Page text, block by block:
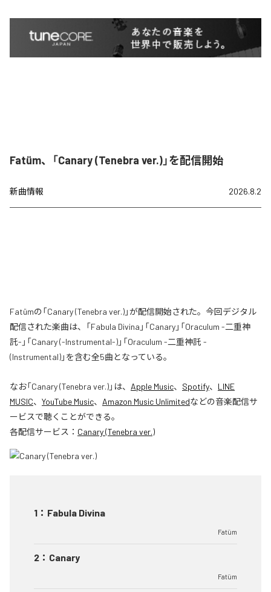
Fatüm、「Canary (Tenebra ver.)」を配信開始
新曲情報 2026.8.2
Fatümの「Canary (Tenebra ver.)」が配信開始された。今回デジタル
配信された楽曲は、「Fabula Divina」「Canary」「Oraculum -二重神
託-」「Canary (-Instrumental-)」「Oraculum -二重神託 -
(Instrumental)」を含む全5曲となっている。
なお「Canary (Tenebra ver.)」は、 Apple Music、 Spotify、 LINE
MUSIC、 YouTube Music、 Amazon Music Unlimitedなどの音楽配信サ
ービスで聴くことができる。
各配信サービス： Canary (Tenebra ver.)
1 ： Fabula Divina
Fatüm
2 ： Canary
Fatüm